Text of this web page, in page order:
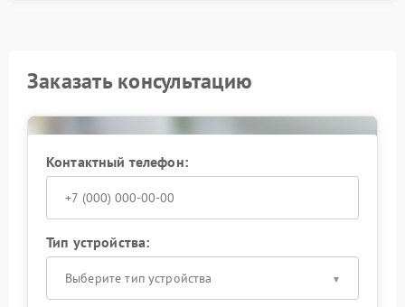
Заказать консультацию
Контактный телефон:
Тип устройства:
Выберите тип устройства